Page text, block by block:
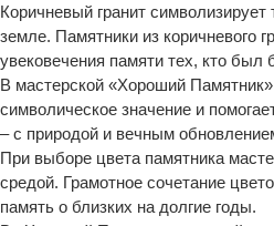
Коричневый гранит
земле. Памятники из коричневого
увековечения памяти тех, кто был
В мастерской «Хороший
символическое значение и
– с природой и вечным
При выборе цвета памятника
средой. Грамотное сочетание
память о близких на долгие годы.